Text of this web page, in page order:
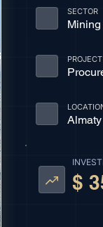
SECTOR
$